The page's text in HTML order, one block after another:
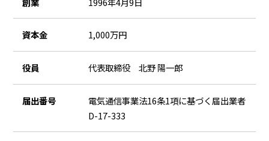
採用情報
サーフボードってこんなところ
採用に関するお問合せ
お問合せ
資本金 1,000万円
役員 代表取締役 北野 陽一郎
届出番号
電気通信事業法16条1項に基づく届出業者
D-17-333